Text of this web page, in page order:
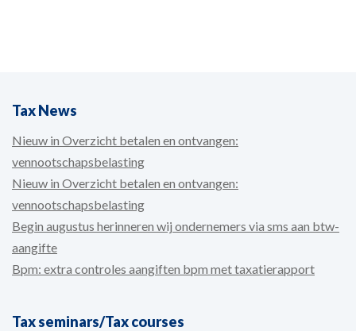
Tax News
Nieuw in Overzicht betalen en ontvangen:
vennootschapsbelasting
Nieuw in Overzicht betalen en ontvangen:
vennootschapsbelasting
Begin augustus herinneren wij ondernemers via sms aan btw-
aangifte
Bpm: extra controles aangiften bpm met taxatierapport
Tax seminars/Tax courses